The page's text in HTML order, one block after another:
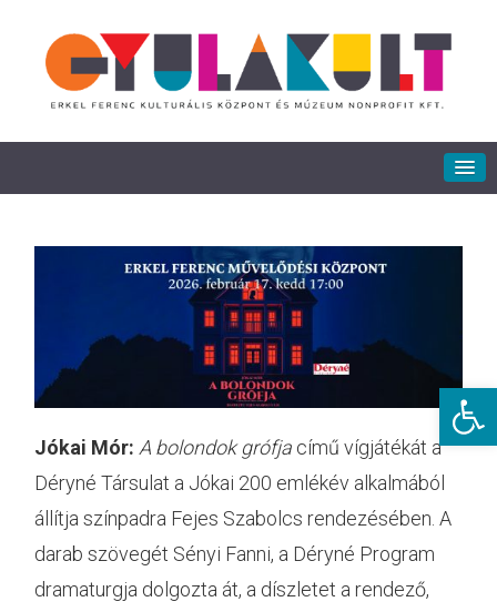
Jókai Mór: A bolondok grófja című vígjátékát a
Déryné Társulat a Jókai 200 emlékév alkalmából
állítja színpadra Fejes Szabolcs rendezésében. A
darab szövegét Sényi Fanni, a Déryné Program
dramaturgja dolgozta át, a díszletet a rendező,